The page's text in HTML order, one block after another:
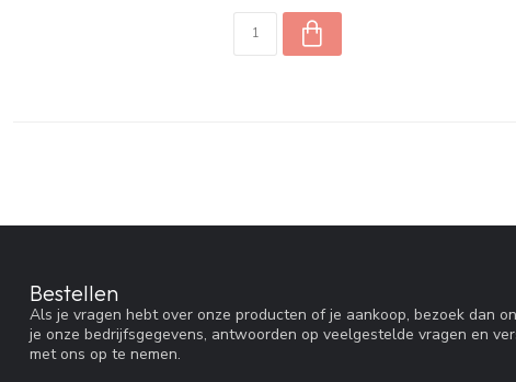
Bestellen
Als je vragen hebt over onze producten of je aankoop, bezoek dan
je onze bedrijfsgegevens, antwoorden op veelgestelde vragen en
met ons op te nemen.